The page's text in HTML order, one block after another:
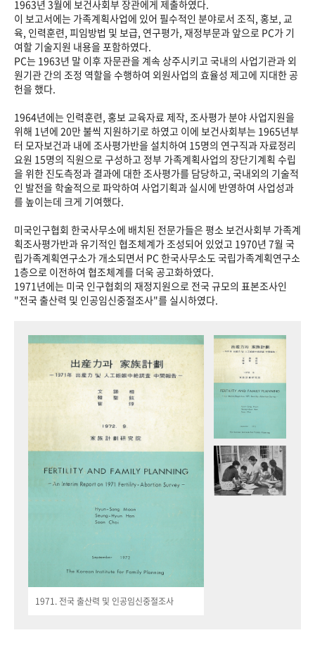
1963년 3월에 보건사회부 장관에게 제출하였다.
이 보고서에는 가족계획사업에 있어 필수적인 분야로서 조직, 홍보, 교
육, 인력훈련, 피임방법 및 보급, 연구평가, 재정부문과 앞으로 PC가 기
여할 기술지원 내용을 포함하였다.
PC는 1963년 말 이후 자문관을 계속 상주시키고 국내의 사업기관과 외
원기관 간의 조정 역할을 수행하여 외원사업의 효율성 제고에 지대한 공
헌을 했다.
1964년에는 인력훈련, 홍보 교육자료 제작, 조사평가 분야 사업지원을
위해 1년에 20만 불씩 지원하기로 하였고 이에 보건사회부는 1965년부
터 모자보건과 내에 조사평가반을 설치하여 15명의 연구직과 자료정리
요원 15명의 직원으로 구성하고 정부 가족계획사업의 장단기계획 수립
을 위한 진도측정과 결과에 대한 조사평가를 담당하고, 국내외의 기술적
인 발전을 학술적으로 파악하여 사업기획과 실시에 반영하여 사업성과
를 높이는데 크게 기여했다.
미국인구협회 한국사무소에 배치된 전문가들은 평소 보건사회부 가족계
획조사평가반과 유기적인 협조체계가 조성되어 있었고 1970년 7월 국
립가족계획연구소가 개소되면서 PC 한국사무소도 국립가족계획연구소
1층으로 이전하여 협조체계를 더욱 공고화하였다.
1971년에는 미국 인구협회의 재정지원으로 전국 규모의 표본조사인
"전국 출산력 및 인공임신중절조사"를 실시하였다.
1971. 전국 출산력 및 인공임신중절조사